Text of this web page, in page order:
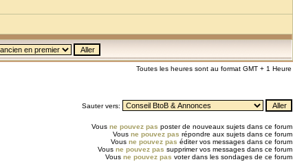
Toutes les heures sont au format GMT + 1 Heure
Sauter vers:
Vous ne pouvez pas poster de nouveaux sujets dans ce forum
Vous ne pouvez pas répondre aux sujets dans ce forum
Vous ne pouvez pas éditer vos messages dans ce forum
Vous ne pouvez pas supprimer vos messages dans ce forum
Vous ne pouvez pas voter dans les sondages de ce forum